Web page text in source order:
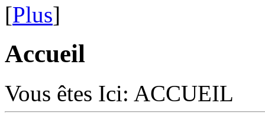
[Plus]
Accueil
Vous êtes Ici: ACCUEIL